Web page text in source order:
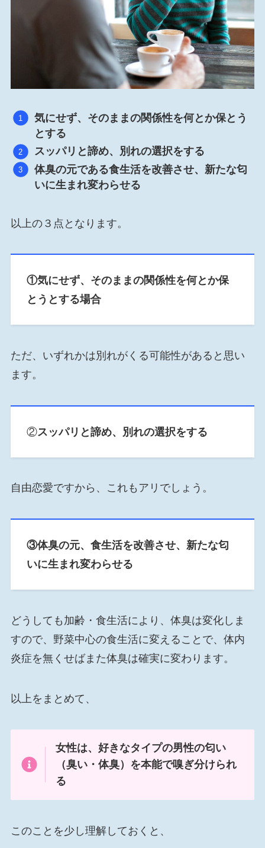
気にせず、そのままの関係性を何とか保とう
とする
スッパリと諦め、別れの選択をする
体臭の元である食生活を改善させ、新たな匂
いに生まれ変わらせる
以上の３点となります。
①気にせず、そのままの関係性を何とか保
とうとする場合
ただ、いずれかは別れがくる可能性があると思い
ます。
②スッパリと諦め、別れの選択をする
自由恋愛ですから、これもアリでしょう。
③体臭の元、食生活を改善させ、新たな匂
いに生まれ変わらせる
どうしても加齢・食生活により、体臭は変化しま
すので、野菜中心の食生活に変えることで、体内
炎症を無くせばまた体臭は確実に変わります。
以上をまとめて、
女性は、好きなタイプの男性の匂い
（臭い・体臭）を本能で嗅ぎ分けられ
る
このことを少し理解しておくと、